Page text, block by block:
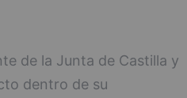
de la Junta de Castilla y
dentro de su